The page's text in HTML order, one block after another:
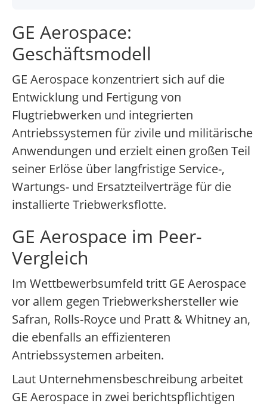
GE Aerospace:
Geschäftsmodell
GE Aerospace konzentriert sich auf die
Entwicklung und Fertigung von
Flugtriebwerken und integrierten
Antriebssystemen für zivile und militärische
Anwendungen und erzielt einen großen Teil
seiner Erlöse über langfristige Service-,
Wartungs- und Ersatzteilverträge für die
installierte Triebwerksflotte.
GE Aerospace im Peer-
Vergleich
Im Wettbewerbsumfeld tritt GE Aerospace
vor allem gegen Triebwerkshersteller wie
Safran, Rolls-Royce und Pratt & Whitney an,
die ebenfalls an effizienteren
Antriebssystemen arbeiten.
Laut Unternehmensbeschreibung arbeitet
GE Aerospace in zwei berichtspflichtigen